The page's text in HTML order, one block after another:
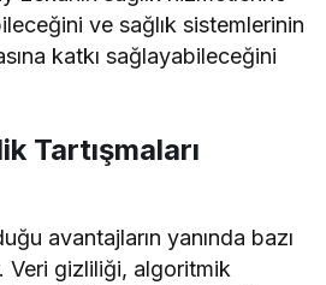
ve sağlık sistemlerinin
katkı sağlayabileceğini
Tartışmaları
avantajların yanında bazı
Veri gizliliği, algoritmik